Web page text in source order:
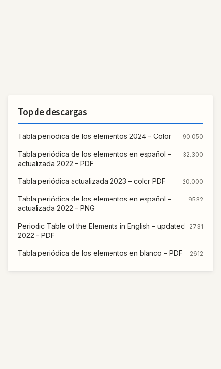
Top de descargas
Tabla periódica de los elementos 2024 – Color 90.050
Tabla periódica de los elementos en español –
actualizada 2022 – PDF
32.300
Tabla periódica actualizada 2023 – color PDF 20.000
Tabla periódica de los elementos en español –
actualizada 2022 – PNG
9532
Periodic Table of the Elements in English – updated
2022 – PDF
2731
Tabla periódica de los elementos en blanco – PDF 2612